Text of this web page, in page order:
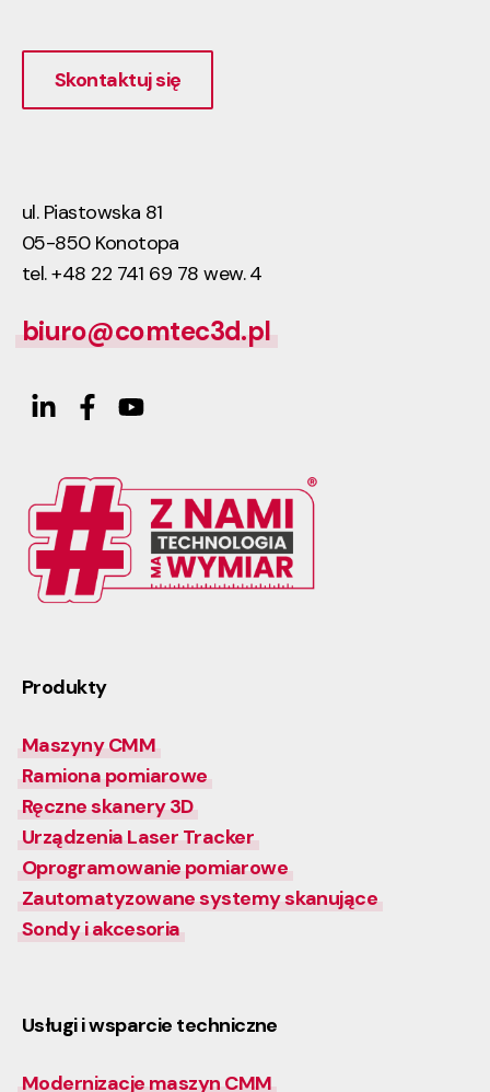
Skontaktuj się
ul. Piastowska 81
05-850 Konotopa
tel. +48 22 741 69 78 wew. 4
biuro@comtec3d.pl
Produkty
Maszyny CMM
Ramiona pomiarowe
Ręczne skanery 3D
Urządzenia Laser Tracker
Oprogramowanie pomiarowe
Zautomatyzowane systemy skanujące
Sondy i akcesoria
Usługi i wsparcie techniczne
Modernizacje maszyn CMM